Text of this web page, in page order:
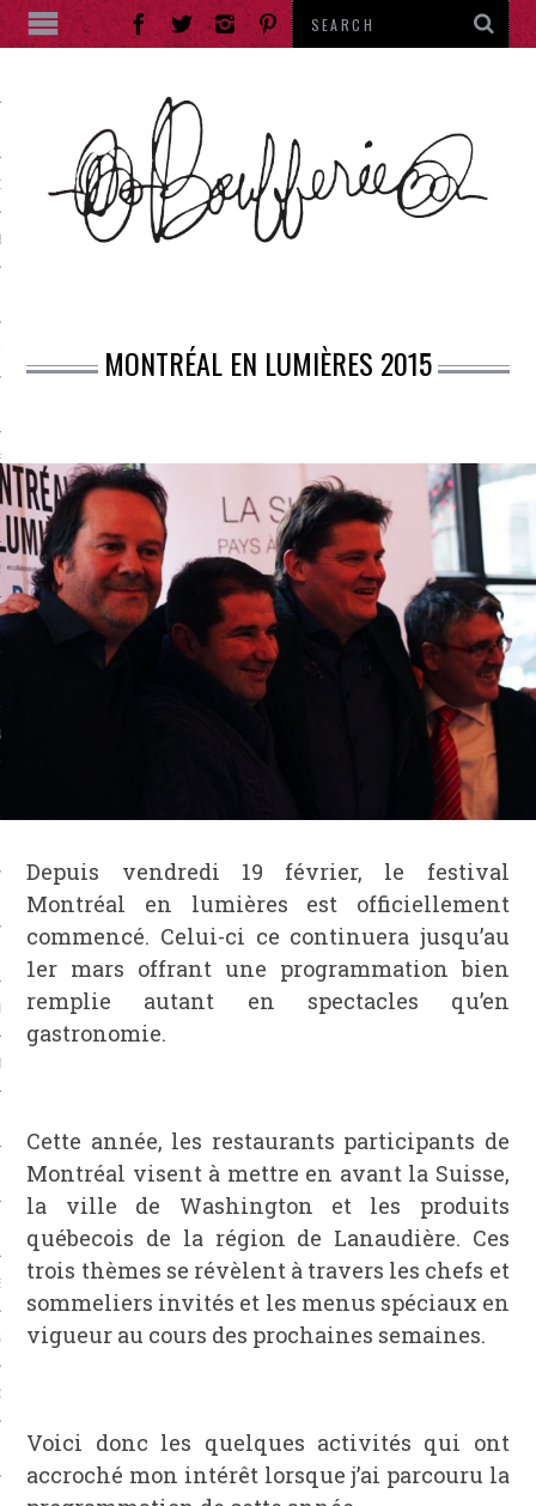
RUE
THÉ
MONTRÉAL EN LUMIÈRES 2015
Depuis vendredi 19 février, le festival
Montréal en lumières est officiellement
commencé. Celui-ci ce continuera jusqu’au
1er mars offrant une programmation bien
remplie autant en spectacles qu’en
gastronomie.
Cette année, les restaurants participants de
Montréal visent à mettre en avant la Suisse,
la ville de Washington et les produits
québecois de la région de Lanaudière. Ces
trois thèmes se révèlent à travers les chefs et
sommeliers invités et les menus spéciaux en
vigueur au cours des prochaines semaines.
Voici donc les quelques activités qui ont
accroché mon intérêt lorsque j’ai parcouru la